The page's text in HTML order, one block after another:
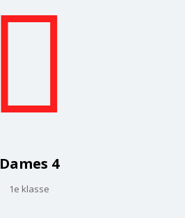
Dames 4
1e klasse